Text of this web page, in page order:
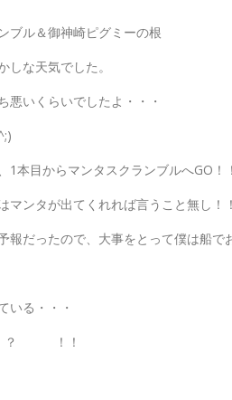
ブル＆御神崎ピグミーの根
な天気でした。
悪いくらいでしたよ・・・
本目からマンタスクランブルへGO！！
ンタが出てくれれば言うこと無し！！
だったので、大事をとって僕は船で
いる・・・
！？ ！！